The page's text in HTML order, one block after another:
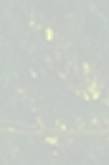
Öffentlichkeitsarbeit,
Fließgewässern und
Durch dieses
dass trotz
Mangel an
fundierte und